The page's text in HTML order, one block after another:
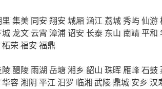
集美 同安 翔安 城厢 涵江 荔城秀屿仙游
城龙文 云霄 漳浦诏安 长泰 东山 南靖平和
柘荣 福安 福鼎
陵醴陵雨湖 岳塘湘乡 韶山 珠晖 雁峰 石鼓
华容湘阴 平江 汨罗 临湘 武陵鼎城 安乡 汉